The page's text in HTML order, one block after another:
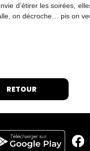
d’étirer les soirées,
on décroche… pis on
RETOUR